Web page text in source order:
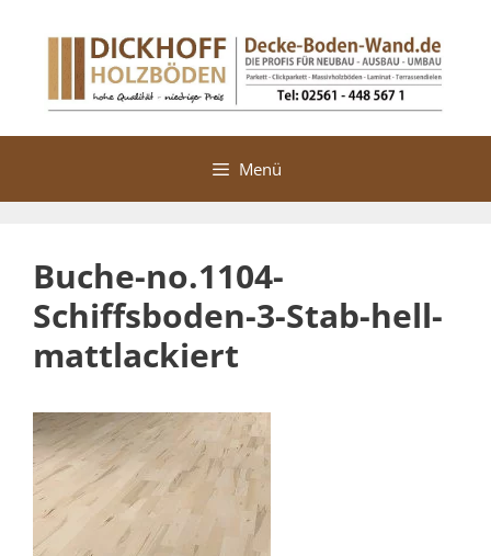
Menü
Buche-no.1104-
Schiffsboden-3-Stab-hell-
mattlackiert